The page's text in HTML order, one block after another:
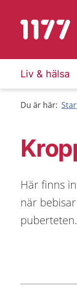
Till startsidan
Liv & hälsa
Du är här:
Här finns
när
puberteten.